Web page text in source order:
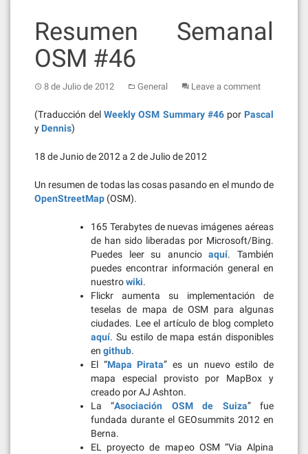
Resumen Semanal
OSM #46
8 de Julio de 2012 General Leave a comment
(Traducción delWeekly OSM Summary #46por Pascal
y Dennis)
18 de Junio de 2012 a 2 de Julio de 2012
Un resumen de todas las cosas pasando en el mundo de
OpenStreetMap (OSM).
165 Terabytes de nuevas imágenes aéreas
de han sido liberadas por Microsoft/Bing.
Puedes leer su anuncioaquí. También
puedes encontrar información general en
nuestrowiki.
Flickr aumenta su implementación de
teselas de mapa de OSM para algunas
ciudades. Lee el artículo de blog completo
aquí. Su estilo de mapa están disponibles
en github.
El “Mapa Pirata” es un nuevo estilo de
mapa especial provisto por MapBox y
creado por AJ Ashton.
La “Asociación OSM de Suiza” fue
fundada durante el GEOsummits 2012 en
Berna.
EL proyecto de mapeo OSM “Via Alpina